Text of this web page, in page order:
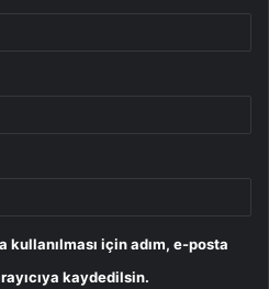
kullanılması için adım, e-posta
kaydedilsin.